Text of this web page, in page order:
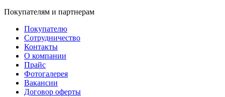
Покупателям и партнерам
Покупателю
Сотрудничество
Контакты
О компании
Прайс
Фотогалерея
Вакансии
Договор оферты